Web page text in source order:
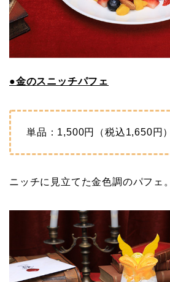
●金のスニッチパフェ
単品：1,500円（税込1,650円）
ニッチに見立てた金色調のパフェ。